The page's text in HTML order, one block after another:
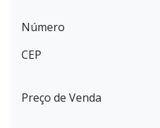
Número
CEP
Preço de Venda